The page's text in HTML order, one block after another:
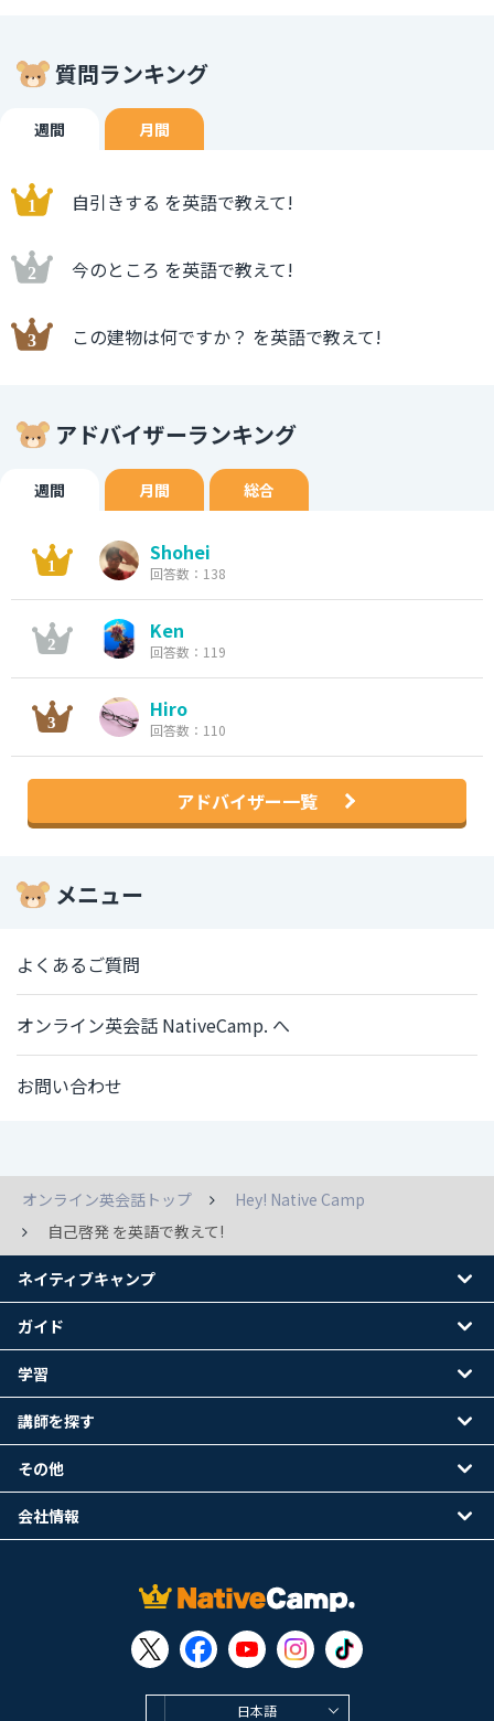
質問ランキング
週間 月間
自引きする を英語で教えて!
今のところ を英語で教えて!
この建物は何ですか？ を英語で教えて!
アドバイザーランキング
週間 月間 総合
Shohei
回答数：138
Ken
回答数：119
Hiro
回答数：110
アドバイザー一覧
メニュー
よくあるご質問
オンライン英会話 NativeCamp. へ
お問い合わせ
オンライン英会話トップ
Hey! Native Camp
自己啓発 を英語で教えて!
日本語
ネイティブキャンプ
ガイド
学習
講師を探す
その他
会社情報